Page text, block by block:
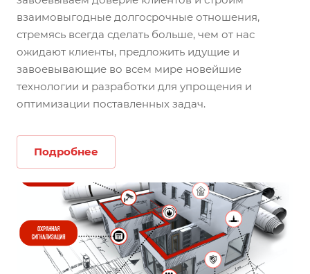
взаимовыгодные долгосрочные отношения,
стремясь всегда сделать больше, чем от нас
ожидают клиенты, предложить идущие и
завоевывающие во всем мире новейшие
технологии и разработки для упрощения и
оптимизации поставленных задач.
Подробнее